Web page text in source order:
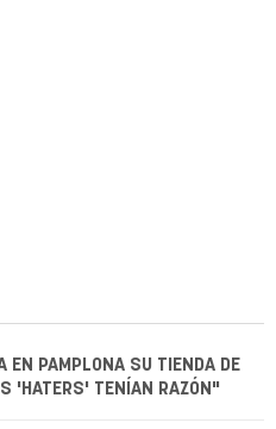
EN PAMPLONA SU TIENDA DE
'HATERS' TENÍAN RAZÓN"